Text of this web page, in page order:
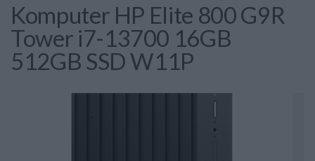
Komputer HP Elite 800 G9R
Tower i7-13700 16GB
512GB SSD W11P